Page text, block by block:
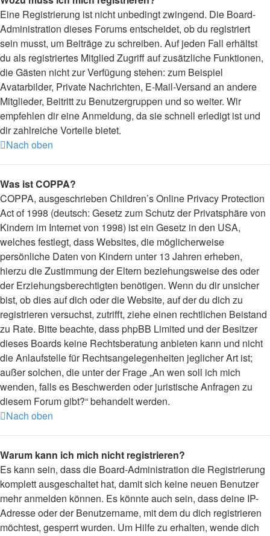
Eine Registrierung ist nicht unbedingt zwingend. Die Board-
Administration dieses Forums entscheidet, ob du registriert
sein musst, um Beiträge zu schreiben. Auf jeden Fall erhältst
du als registriertes Mitglied Zugriff auf zusätzliche Funktionen,
die Gästen nicht zur Verfügung stehen: zum Beispiel
Avatarbilder, Private Nachrichten, E-Mail-Versand an andere
Mitglieder, Beitritt zu Benutzergruppen und so weiter. Wir
empfehlen dir eine Anmeldung, da sie schnell erledigt ist und
dir zahlreiche Vorteile bietet.
Nach oben
Was ist COPPA?
COPPA, ausgeschrieben Children’s Online Privacy Protection
Act of 1998 (deutsch: Gesetz zum Schutz der Privatsphäre von
Kindern im Internet von 1998) ist ein Gesetz in den USA,
welches festlegt, dass Websites, die möglicherweise
persönliche Daten von Kindern unter 13 Jahren erheben,
hierzu die Zustimmung der Eltern beziehungsweise des oder
der Erziehungsberechtigten benötigen. Wenn du dir unsicher
bist, ob dies auf dich oder die Website, auf der du dich zu
registrieren versuchst, zutrifft, ziehe einen rechtlichen Beistand
zu Rate. Bitte beachte, dass phpBB Limited und der Besitzer
dieses Boards keine Rechtsberatung anbieten kann und nicht
die Anlaufstelle für Rechtsangelegenheiten jeglicher Art ist;
außer solchen, die unter der Frage „An wen soll ich mich
wenden, falls es Beschwerden oder juristische Anfragen zu
diesem Forum gibt?“ behandelt werden.
Nach oben
Warum kann ich mich nicht registrieren?
Es kann sein, dass die Board-Administration die Registrierung
komplett ausgeschaltet hat, damit sich keine neuen Benutzer
mehr anmelden können. Es könnte auch sein, dass deine IP-
Adresse oder der Benutzername, mit dem du dich registrieren
möchtest, gesperrt wurden. Um Hilfe zu erhalten, wende dich